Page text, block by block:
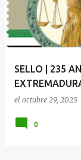
a
d
SELLO | 235
el octubre 29, 2025
0